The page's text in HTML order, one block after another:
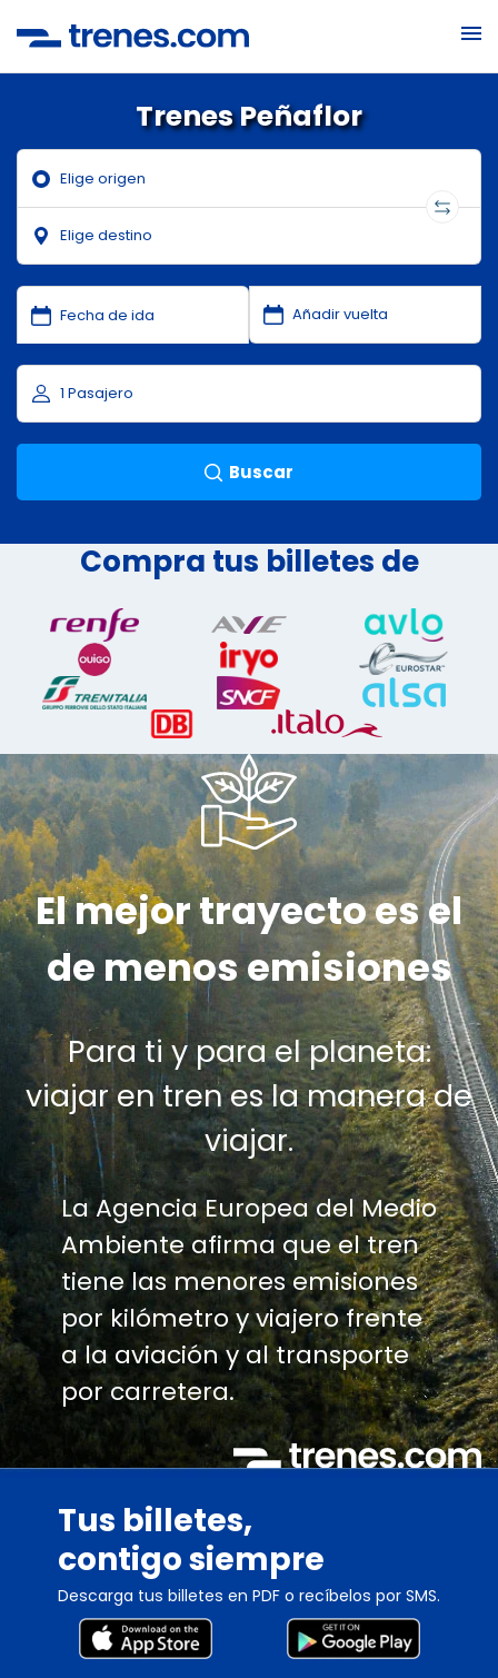
Trenes Peñaflor
Buscar
Compra tus billetes de
El mejor trayecto es el
de menos emisiones
Para ti y para el planeta:
viajar en tren es la manera de
viajar.
La Agencia Europea del Medio
Ambiente afirma que el tren
tiene las menores emisiones
por kilómetro y viajero frente
a la aviación y al transporte
por carretera.
Tus billetes,
contigo siempre
Descarga tus billetes en PDF o recíbelos por SMS.